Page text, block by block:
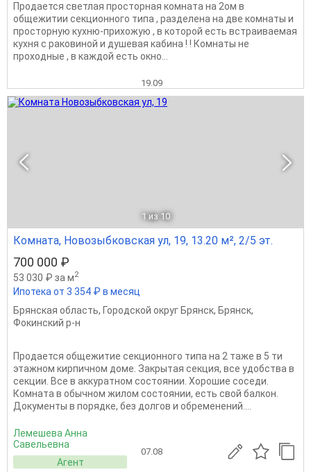
Продается светлая просторная комната на 2ом в
общежитии секционного типа , разделена на две комнаты и
просторную кухню-прихожую , в которой есть встраиваемая
кухня с раковиной и душевая кабина ! ! Комнаты не
проходные , в каждой есть окно...
19.09
1 из 10
Комната, Новозыбковская ул, 19, 13.20 м², 2/5 эт.
700 000 ₽
53 030 ₽ за м2
Ипотека от 3 354 ₽ в месяц
Брянская область, Городской округ Брянск, Брянск,
Фокинский р-н
Продается общежитие секционного типа на 2 таже в 5 ти
этажном кирпичном доме. Закрытая секция, все удобства в
секции. Все в аккуратном состоянии. Хорошие соседи.
Комната в обычном жилом состоянии, есть свой балкон.
Документы в порядке, без долгов и обременений....
Лемешева Анна
Савельевна
Агент
07.08